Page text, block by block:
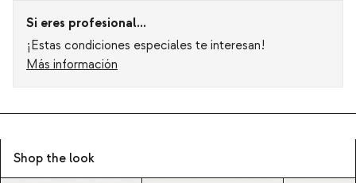
Si eres profesional...
¡Estas condiciones especiales te interesan!
Más información
Shop the look